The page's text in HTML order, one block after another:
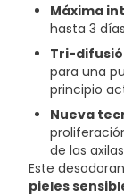
Máxima
hasta 3 días
Tri-
para una
principio
Nueva
de las axilas
Este
pieles